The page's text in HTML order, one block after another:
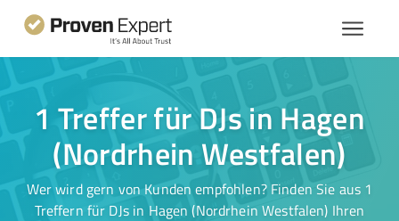
1 Treffer für DJs in Hagen
(Nordrhein Westfalen)
Wer wird gern von Kunden empfohlen? Finden Sie aus 1
Treffern für DJs in Hagen (Nordrhein Westfalen) Ihren